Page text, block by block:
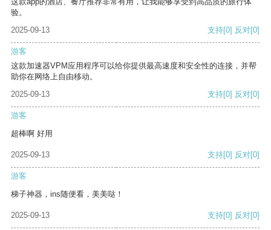
验。
2025-09-13
支持[0] 反对[0]
游客
这款加速器VPM应用程序可以给你提供最高速度和安全性的连接，并帮
助你在网络上自由移动。
2025-09-13
支持[0] 反对[0]
游客
超棒啊 好用
2025-09-13 支持[0] 反对[0]
游客
梯子神器，ins随便看，美美哒！
2025-09-13 支持[0] 反对[0]